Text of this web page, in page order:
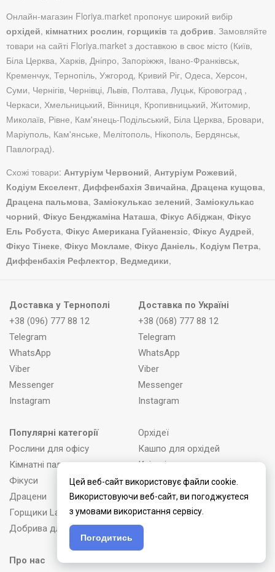
Онлайн-магазин Floriya.market пропонує широкий вибір
орхідей, кімнатних рослин, горщиків та добрив. Замовляйте
товари на сайті Floriya.market з доставкою в своє місто (Київ,
Біла Церква, Харків, Дніпро, Запоріжжя, Івано-Франківськ,
Кременчук, Тернопіль, Ужгород, Кривий Ріг, Одеса, Херсон,
Суми, Чернігів, Чернівці, Львів, Полтава, Луцьк, Кіровоград ,
Черкаси, Хмельницький, Вінниця, Кропивницький, Житомир,
Миколаїв, Рівне, Кам'янець-Подільський, Біла Церква, Бровари,
Маріуполь, Кам'янське, Мелітополь, Нікополь, Бердянськ,
Павлоград).
Схожі товари: Антуріум Червоний, Антуріум Рожевий,
Кодіум Екселент, Диффенбахія Звичайна, Драцена кущова,
Драцена пальмова, Заміокулькас зелений, Заміокулькас
чорний, Фікус Бенджаміна Наташа, Фікус Абіджан, Фікус
Ель Робуста, Фікус Американа Гуйанензіс, Фікус Аудрей,
Фікус Тінеке, Фікус Мокламе, Фікус Даніель, Кодіум Петра,
Диффенбахія Рефлектор, Ведмедики,
Доставка у Тернополі
+38 (096) 777 88 12
Telegram
WhatsApp
Viber
Messenger
Instagram
Популярні категорії
Рослини для офісу
Кімнатні пальми
Фікуси
Драцени
Горщики Lamela
Добрива для рослин
Про нас
Доставка по Україні
+38 (068) 777 88 12
Telegram
WhatsApp
Viber
Messenger
Instagram
Орхідеї
Кашпо для орхідей
Квітучі вазони
Зелені вазони
Цукерки
Свічки
Вази для рослин
Цей веб-сайт використовує файли cookie.
Використовуючи веб-сайт, ви погоджуєтеся
з умовами використання сервісу.
Погодитись